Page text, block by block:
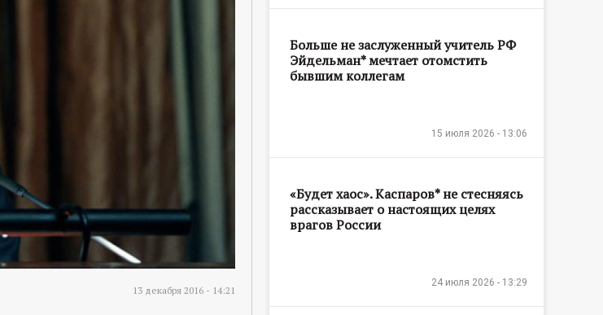
13 декабря 2016 - 14:21
Больше не заслуженный учитель РФ
Эйдельман* мечтает отомстить
бывшим коллегам
15 июля 2026 - 13:06
«Будет хаос». Каспаров* не стесняясь
рассказывает о настоящих целях
врагов России
24 июля 2026 - 13:29